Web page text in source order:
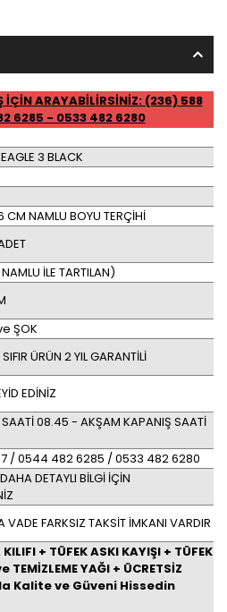
İÇİN ARAYABİLİRSİNİZ: (236) 588
6285 - 0533 482 6280
3 BLACK
NAMLU BOYU TERÇİHİ
İLE TARTILAN)
ŞOK
ÜRÜN 2 YIL GARANTİLİ
EDİNİZ
SAATİ 08.45 - AKŞAM KAPANIŞ SAATİ
/ 0544 482 6285 / 0533 482 6280
DETAYLI BİLGİ İÇİN
VADE FARKSIZ TAKSİT İMKANI VARDIR
+ TÜFEK ASKI KAYIŞI + TÜFEK
TEMİZLEME YAĞI + ÜCRETSİZ
Kalite ve Güveni Hissedin